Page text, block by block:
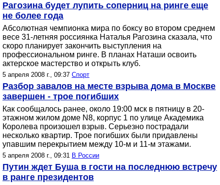
Рагозина будет лупить соперниц на ринге еще
не более года
Абсолютная чемпионка мира по боксу во втором среднем
весе 31-летняя россиянка Наталья Рагозина сказала, что
скоро планирует закончить выступления на
профессиональном ринге. В планах Наташи освоить
актерское мастерство и открыть клуб.
5 апреля 2008 г., 09:37 Спорт
Разбор завалов на месте взрыва дома в Москве
завершен - трое погибших
Как сообщалось ранее, около 19:00 мск в пятницу в 20-
этажном жилом доме N8, корпус 1 по улице Академика
Королева произошел взрыв. Серьезно пострадали
несколько квартир. Трое погибших были придавлены
упавшим перекрытием между 10-м и 11-м этажами.
5 апреля 2008 г., 09:31 В России
Путин ждет Буша в гости на последнюю встречу
в ранге президентов